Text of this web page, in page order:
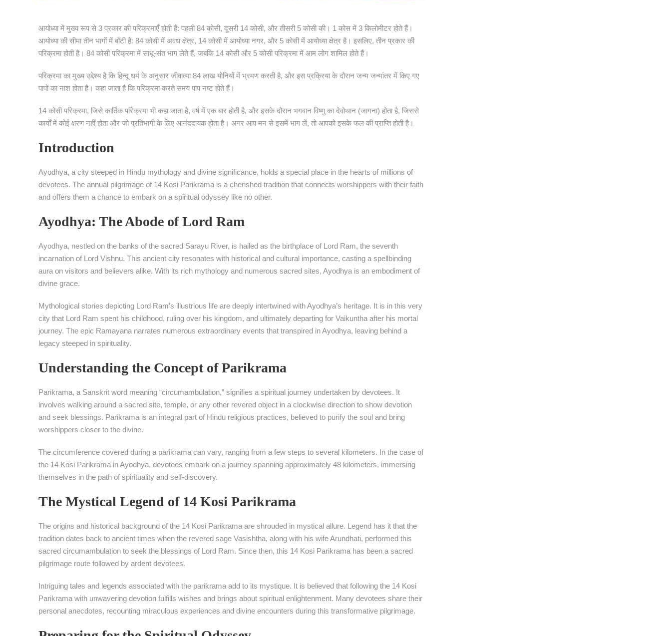
आयोध्या में मुख्य रूप से 3 प्रकार की परिक्रमाएँ होती हैं: पहली 84 कोसी, दूसरी 14 कोसी, और तीसरी 5 कोसी की। 1 कोस में 3 किलोमीटर होते हैं।
आयोध्या की सीमा तीन भागों में बाँटी है: 84 कोसी में अवध क्षेत्र, 14 कोसी में आयोध्या नगर, और 5 कोसी में आयोध्या क्षेत्र है। इसलिए, तीन प्रकार की
परिक्रमा होती है। 84 कोसी परिक्रमा में साधू-संत भाग लेते हैं, जबकि 14 कोसी और 5 कोसी परिक्रमा में आम लोग शामिल होते हैं।
परिक्रमा का मुख्य उद्देश्य है कि हिन्दू धर्म के अनुसार जीवात्मा 84 लाख योनियों में भ्रमण करती है, और इस प्रक्रिया के दौरान जन्म जन्मांतर में किए गए
पापों का नाश होता है। कहा जाता है कि परिक्रमा करते समय पाप नष्ट होते हैं।
14 कोसी परिक्रमा, जिसे कार्तिक परिक्रमा भी कहा जाता है, वर्ष में एक बार होती है, और इसके दौरान भगवान विष्णु का देवोथान (जागना) होता है, जिससे
कार्यों में कोई क्षरण नहीं होता और जो प्रतिभागी के लिए आनंददायक होता है। अगर आप मन से इसमें भाग लें, तो आपको इसके फल की प्राप्ति होती है।
Introduction
Ayodhya, a city steeped in Hindu mythology and divine significance, holds a special place in the hearts of millions of
devotees. The annual pilgrimage of 14 Kosi Parikrama is a cherished tradition that connects worshippers with their faith
and offers them a chance to embark on a spiritual odyssey like no other.
Ayodhya: The Abode of Lord Ram
Ayodhya, nestled on the banks of the sacred Sarayu River, is hailed as the birthplace of Lord Ram, the seventh
incarnation of Lord Vishnu. This ancient city resonates with historical and cultural importance, casting a spellbinding
aura on visitors and believers alike. With its rich mythology and numerous sacred sites, Ayodhya is an embodiment of
divine grace.
Mythological stories depicting Lord Ram’s illustrious life are deeply intertwined with Ayodhya’s heritage. It is in this very
city that Lord Ram spent his childhood, ruling over his kingdom, and ultimately departing for Vaikuntha after his mortal
journey. The epic Ramayana narrates numerous extraordinary events that transpired in Ayodhya, leaving behind a
legacy steeped in spirituality.
Understanding the Concept of Parikrama
Parikrama, a Sanskrit word meaning “circumambulation,” signifies a spiritual journey undertaken by devotees. It
involves walking around a sacred site, temple, or any other revered object in a clockwise direction to show devotion
and seek blessings. Parikrama is an integral part of Hindu religious practices, believed to purify the soul and bring
worshippers closer to the divine.
The circumference covered during a parikrama can vary, ranging from a few steps to several kilometers. In the case of
the 14 Kosi Parikrama in Ayodhya, devotees embark on a journey spanning approximately 48 kilometers, immersing
themselves in the path of spirituality and self-discovery.
The Mystical Legend of 14 Kosi Parikrama
The origins and historical background of the 14 Kosi Parikrama are shrouded in mystical allure. Legend has it that the
tradition dates back to ancient times when the revered sage Vasishtha, along with his wife Arundhati, performed this
sacred circumambulation to seek the blessings of Lord Ram. Since then, this 14 Kosi Parikrama has been a sacred
pilgrimage route followed by ardent devotees.
Intriguing tales and legends associated with the parikrama add to its mystique. It is believed that following the 14 Kosi
Parikrama with unwavering devotion fulfills wishes and brings about spiritual enlightenment. Many devotees share their
personal anecdotes, recounting miraculous experiences and divine encounters during this transformative pilgrimage.